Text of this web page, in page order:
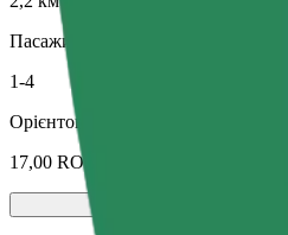
Пасажирів
1-4
Орієнтовна вартість
17,00 RON